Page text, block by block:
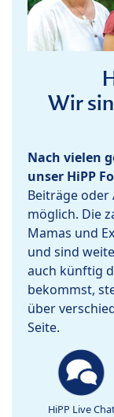
Wir
Nach vielen
unser HiPP
Beiträge
möglich. Die
Mamas und
und sind
auch künftig
bekommst,
über
Seite.
HiPP Live